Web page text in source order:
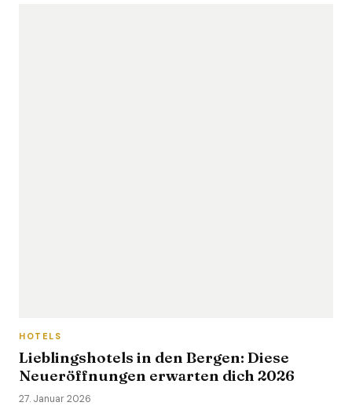
HOTELS
Lieblingshotels in den Bergen: Diese
Neueröffnungen erwarten dich 2026
27. Januar 2026